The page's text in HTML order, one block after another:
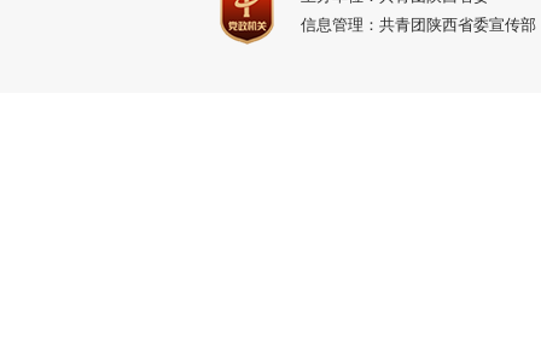
信息管理：共青团陕西省委宣传部